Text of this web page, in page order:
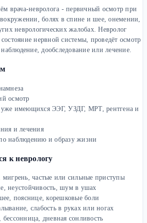
врача-невролога - первичный осмотр при
болях в спине и шее, онемении,
неврологических жалобах. Невролог
нервной системы, проведёт осмотр
дообследование или лечение.
осмотр
уже имеющихся ЭЭГ, УЗДГ, МРТ, рентгена и
и лечения
наблюдению и образу жизни
к неврологу
мигрень, частые или сильные приступы
неустойчивость, шум в ушах
пояснице, корешковые боли
слабость в руках или ногах
дневная сонливость